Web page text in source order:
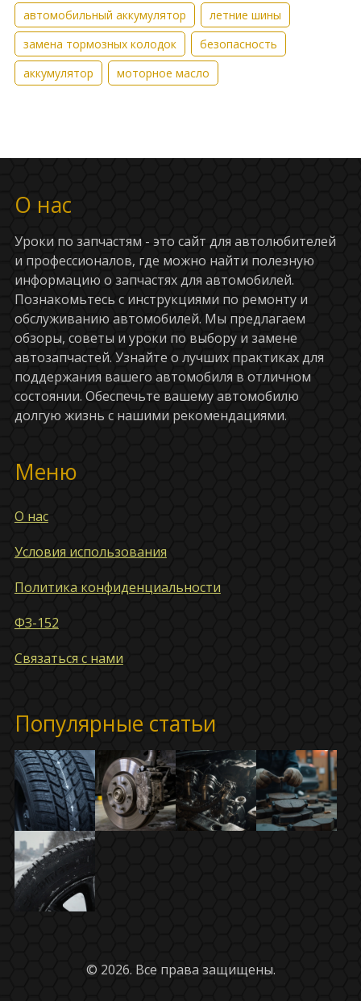
автомобильный аккумулятор
летние шины
замена тормозных колодок
безопасность
аккумулятор
моторное масло
О нас
Уроки по запчастям - это сайт для автолюбителей
и профессионалов, где можно найти полезную
информацию о запчастях для автомобилей.
Познакомьтесь с инструкциями по ремонту и
обслуживанию автомобилей. Мы предлагаем
обзоры, советы и уроки по выбору и замене
автозапчастей. Узнайте о лучших практиках для
поддержания вашего автомобиля в отличном
состоянии. Обеспечьте вашему автомобилю
долгую жизнь с нашими рекомендациями.
Меню
О нас
Условия использования
Политика конфиденциальности
ФЗ-152
Связаться с нами
Популярные статьи
© 2026. Все права защищены.